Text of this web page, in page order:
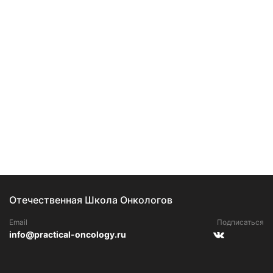
Отечественная Школа Онкологов
Email
info@practical-oncology.ru
Подписаться